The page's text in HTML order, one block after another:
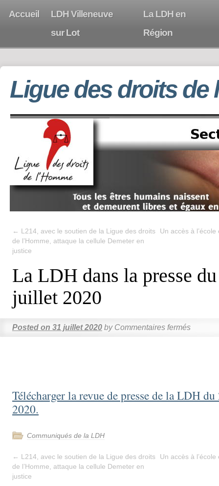
Accueil
LDH Villeneuve
sur Lot
La LDH en
Région
Ligue des droits de
← L214, avec le soutien de la Ligue des droits
de l’Homme, attaque la cellule Demeter en
justice
Un accès à
La LDH dans la presse
juillet 2020
Posted on 31 juillet 2020 by Commentaires fermés
Télécharger la revue de presse de la LDH
2020.
Communiqués de la LDH
← L214, avec le soutien de la Ligue des droits
de l’Homme, attaque la cellule Demeter en
justice
Un accès à